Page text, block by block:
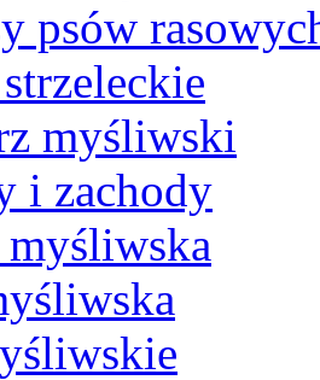
psów
myśliwski
i zachody